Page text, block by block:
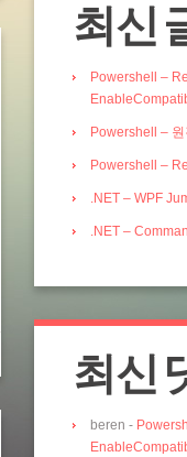
최신
Powershell –
Powershell –
Powershell –
.NET – WPF
.NET –
최신
beren -